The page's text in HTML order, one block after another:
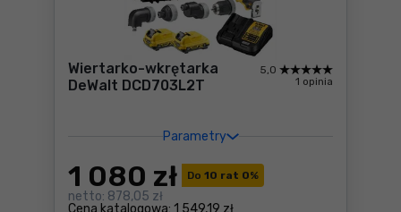
Wiertarko-wkrętarka
DeWalt DCD703L2T
Parametry
5,0
1 opinia
Do 10 rat 0%
Cena katalogowa: 1 549,19 zł
1 080 zł
netto: 878,05 zł